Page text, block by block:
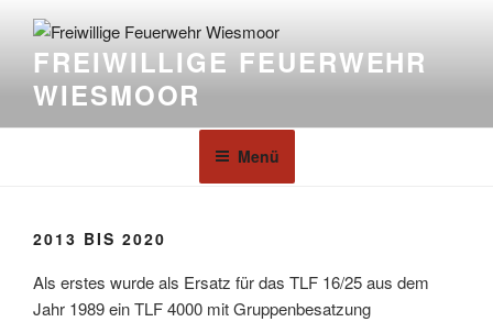
FREIWILLIGE FEUERWEHR
WIESMOOR
Menü
2013 BIS 2020
Als erstes wurde als Ersatz für das TLF 16/25 aus dem
Jahr 1989 ein TLF 4000 mit Gruppenbesatzung